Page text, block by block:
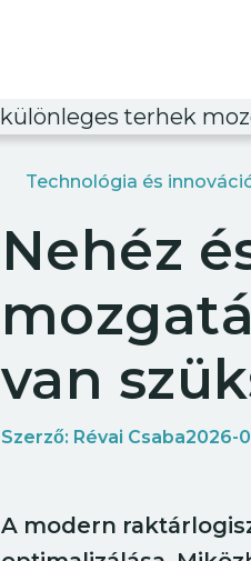
Technológia és
Nehéz
van
Szerző: Révai Csaba2026-
A modern